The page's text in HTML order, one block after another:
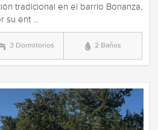
tradicional en el barrio Bonanza,
su ent ...
3 Dormitorios 2 Baños